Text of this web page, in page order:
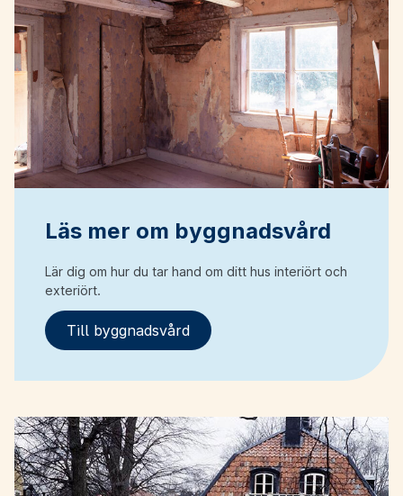
Läs mer om byggnadsvård
Lär dig om hur du tar hand om ditt hus interiört och
exteriört.
Till byggnadsvård